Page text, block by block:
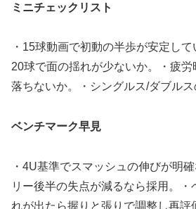
ミニチェックリスト
・15球動画で初動の半歩が安定し
20球で面の揺れが少ないか。・疲
落ちないか。・シングルス/ダブルス
ベンチマーク早見
・4U基準でスマッシュの伸びが明
リー後半の失点が減るなら採用。・
れが出たら握りと張りで調整し再評